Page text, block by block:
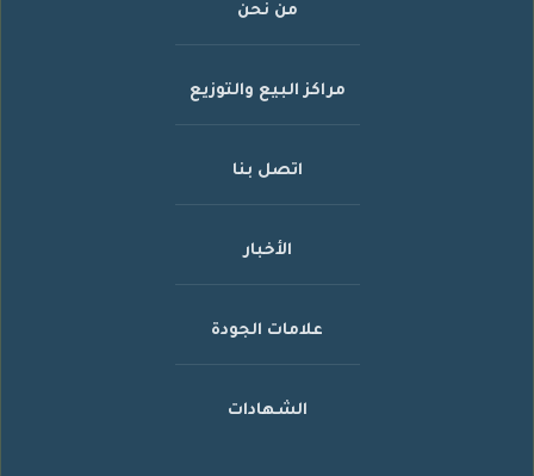
من نحن
مراكز البيع والتوزيع
اتصل بنا
الأخبار
علامات الجودة
الشهادات